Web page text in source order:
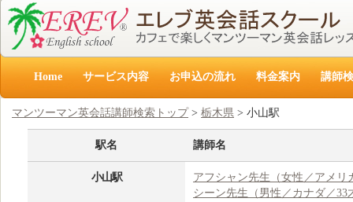
Home サービス内容 お申込の流れ 料金案内 講師
マンツーマン英会話講師検索トップ > 栃木県 > 小山駅
駅名 講師名
小山駅
アフシャン先生（女性／アメリ
シーン先生（男性／カナダ／33